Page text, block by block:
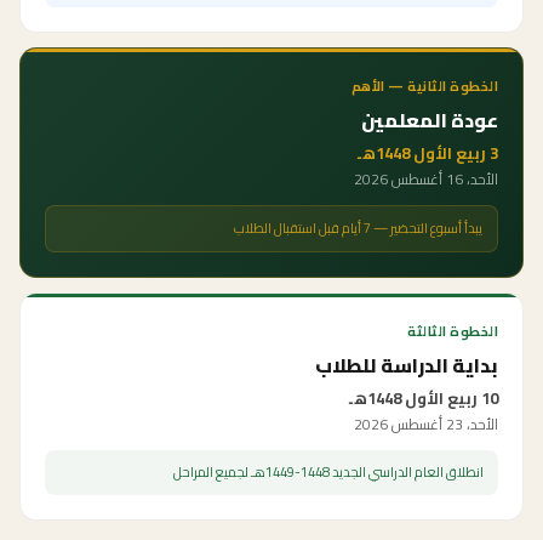
الخطوة الثانية — الأهم
عودة المعلمين
3 ربيع الأول 1448هـ
الأحد، 16 أغسطس 2026
يبدأ أسبوع التحضير — 7 أيام قبل استقبال الطلاب
الخطوة الثالثة
بداية الدراسة للطلاب
10 ربيع الأول 1448هـ
الأحد، 23 أغسطس 2026
انطلاق العام الدراسي الجديد 1448-1449هـ لجميع المراحل